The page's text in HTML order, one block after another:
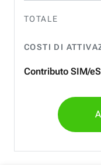
TOTALE
COSTI DI
Contributo SIM/